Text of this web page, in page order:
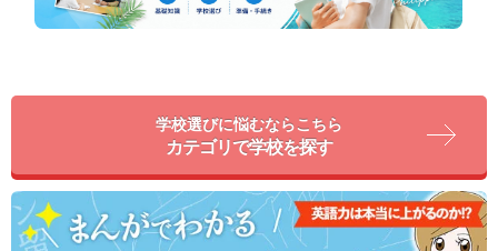
学校選びに悩むならこちら
カテゴリで学校を探す